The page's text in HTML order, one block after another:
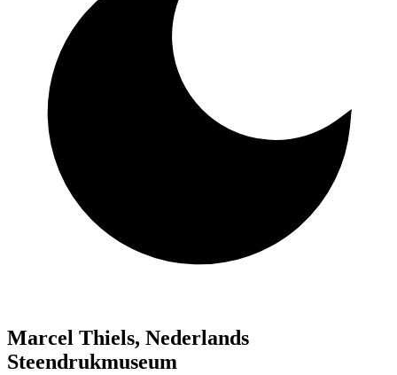
Marcel Thiels, Nederlands
Steendrukmuseum